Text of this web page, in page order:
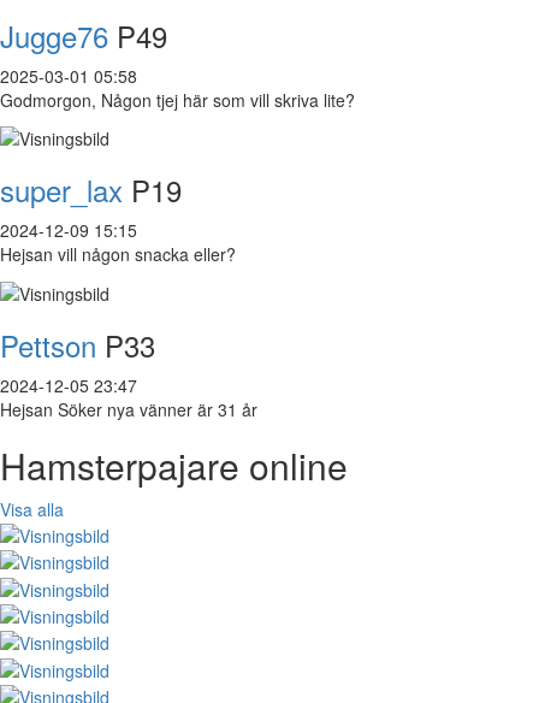
Jugge76 P49
2025-03-01 05:58
Godmorgon, Någon tjej här som vill skriva lite?
super_lax P19
2024-12-09 15:15
Hejsan vill någon snacka eller?
Pettson P33
2024-12-05 23:47
Hejsan Söker nya vänner är 31 år
Hamsterpajare online
Visa alla